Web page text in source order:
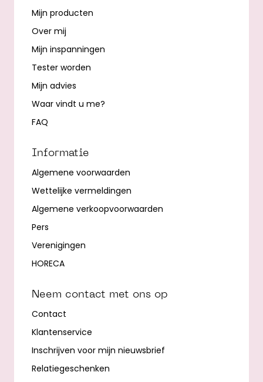
Mijn producten
Over mij
Mijn inspanningen
Tester worden
Mijn advies
Waar vindt u me?
FAQ
Informatie
Algemene voorwaarden
Wettelijke vermeldingen
Algemene verkoopvoorwaarden
Pers
Verenigingen
HORECA
Neem contact met ons op
Contact
Klantenservice
Inschrijven voor mijn nieuwsbrief
Relatiegeschenken